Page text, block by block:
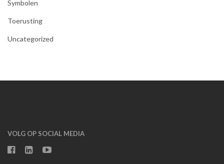
Symbolen
Toerusting
Uncategorized
VOLG OP SOCIAL MEDIA